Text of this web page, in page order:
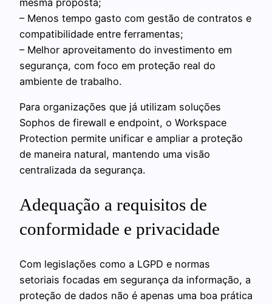
– Menos tempo gasto com gestão de contratos e
compatibilidade entre ferramentas;
– Melhor aproveitamento do investimento em
segurança, com foco em proteção real do
ambiente de trabalho.
Para organizações que já utilizam soluções
Sophos de firewall e endpoint, o Workspace
Protection permite unificar e ampliar a proteção
de maneira natural, mantendo uma visão
centralizada da segurança.
Adequação a requisitos de
conformidade e privacidade
Com legislações como a LGPD e normas
setoriais focadas em segurança da informação, a
proteção de dados não é apenas uma boa prática